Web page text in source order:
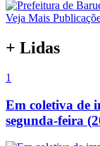
Veja Mais
+ Lidas
1
Em coletiva de
segunda-feira